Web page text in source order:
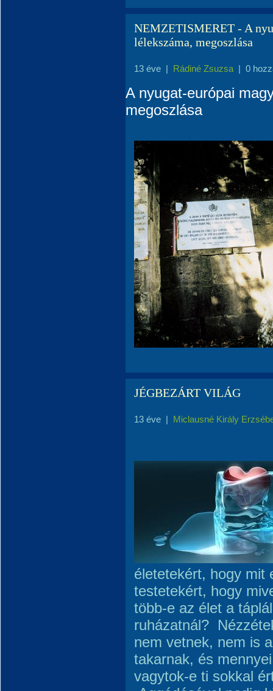
NEMZETISMERET - A
lélekszáma, megoszlása
13 éve | Rádiné Zsuzsa | 0
A nyugat-európai
megoszlása
JÉGBEZÁRT VILÁG
13 éve | Miclausné Király
életetekért, hogy mit
testetekért, hogy
több-e az élet a
ruházatnál?
nem vetnek, nem is
takarnak, és
vagytok-e ti sokkal